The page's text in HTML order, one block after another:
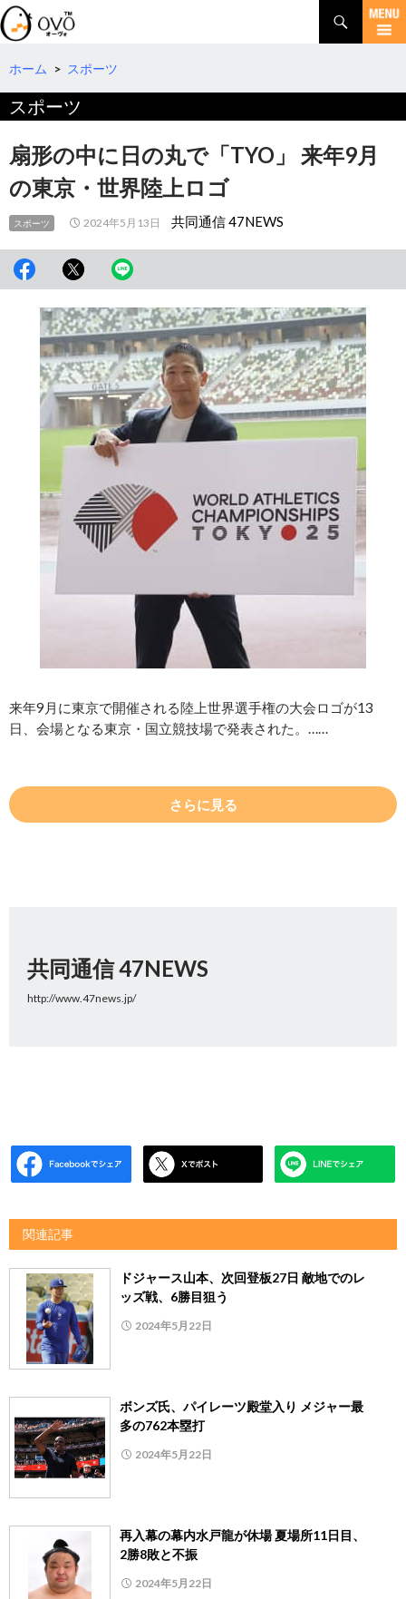
検
索
コ
テ
へ
動
ホーム > スポーツ
スポーツ
扇形の中に日の丸で「TYO」 来年9月
の東京・世界陸上ロゴ
スポーツ 2024年5月13日 共同通信 47NEWS
来年9月に東京で開催される陸上世界選手権の大会ロゴが13
日、会場となる東京・国立競技場で発表された。……
さらに見る
共同通信 47NEWS
http://www.47news.jp/
関連記事
ドジャース山本、次回登板27日 敵地でのレ
ッズ戦、6勝目狙う
2024年5月22日
ボンズ氏、パイレーツ殿堂入り メジャー最
多の762本塁打
2024年5月22日
再入幕の幕内水戸龍が休場 夏場所11日目、
2勝8敗と不振
2024年5月22日